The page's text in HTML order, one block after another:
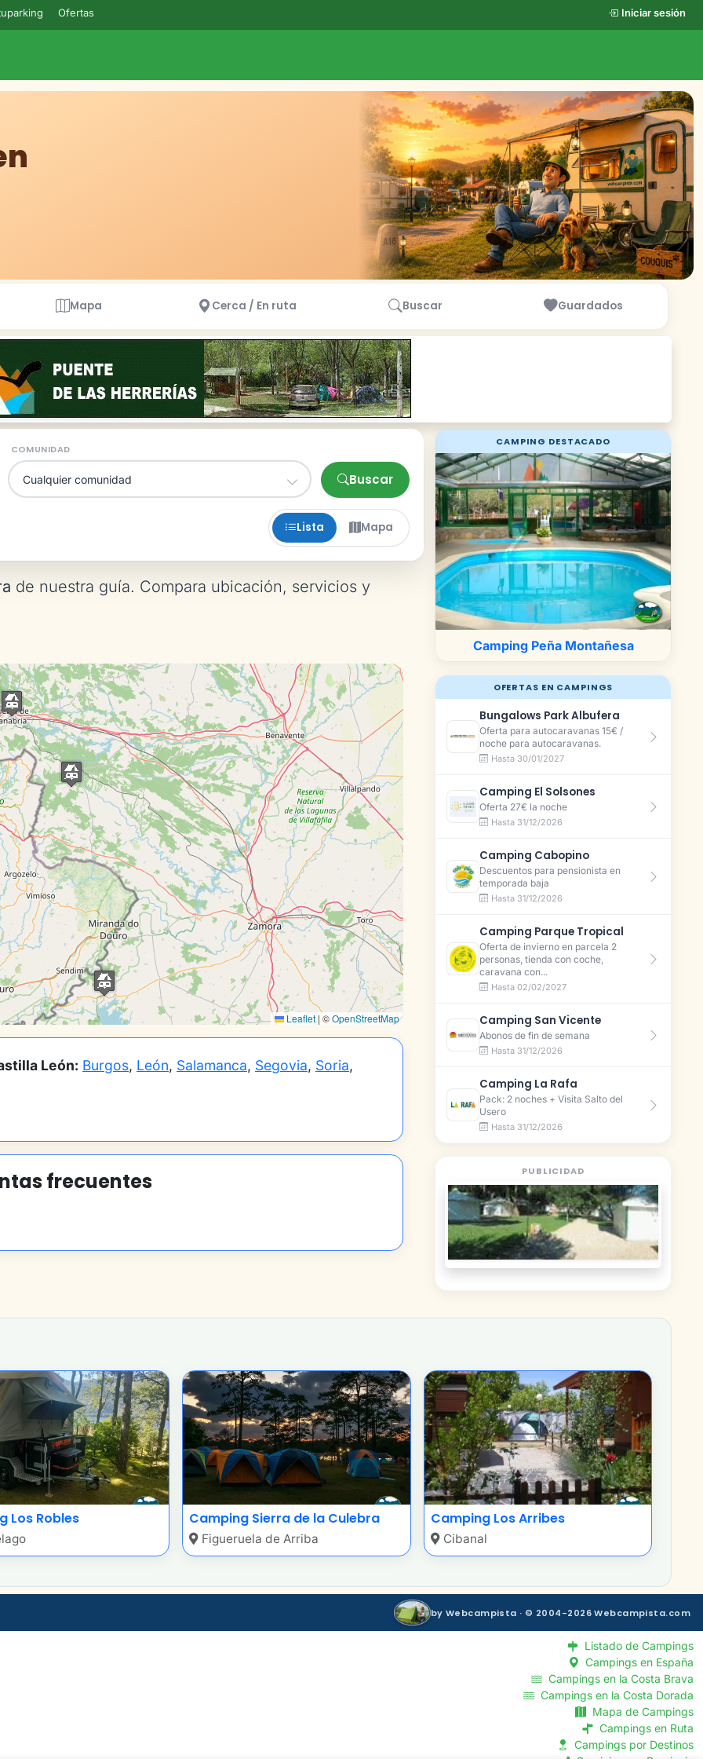
Ofertas Iniciar sesión
Mapa Cerca / En ruta Buscar Guardados
CAMPING DESTACADO
Camping Peña Montañesa
OFERTAS EN CAMPINGS
Bungalows Park Albufera
Oferta para autocaravanas 15€ /
noche para autocaravanas.
Hasta 30/01/2027
Camping El Solsones
Oferta 27€ la noche
Hasta 31/12/2026
Camping Cabopino
Descuentos para pensionista en
temporada baja
Hasta 31/12/2026
Camping Parque Tropical
Oferta de invierno en parcela 2
personas, tienda con coche,
caravana con...
Hasta 02/02/2027
Camping San Vicente
Abonos de fin de semana
Hasta 31/12/2026
Camping La Rafa
Pack: 2 noches + Visita Salto del
Usero
Hasta 31/12/2026
PUBLICIDAD
COMUNIDAD
Buscar
Lista Mapa
de nuestra guía. Compara ubicación, servicios y
Leaflet | ©OpenStreetMap
León: Burgos, León, Salamanca, Segovia, Soria,
frecuentes
Los Robles Camping Sierra de la Culebra
Figueruela de Arriba
Camping Los Arribes
Cibanal
by Webcampista · © 2004-2026 Webcampista.com
Listado de Campings
Campings en España
Campings en la Costa Brava
Campings en la Costa Dorada
Mapa de Campings
Campings en Ruta
Campings por Destinos